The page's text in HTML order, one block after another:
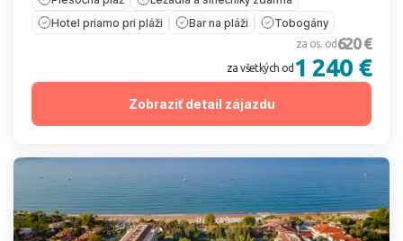
Hotel priamo pri pláži
Bar na pláži Tobogány
za os. od 620 €
za všetkých od 1 240 €
Zobraziť detail zájazdu